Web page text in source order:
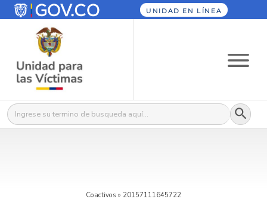
UNIDAD EN LÍNEA
Buscar: Botón
Coactivos » 20157111645722